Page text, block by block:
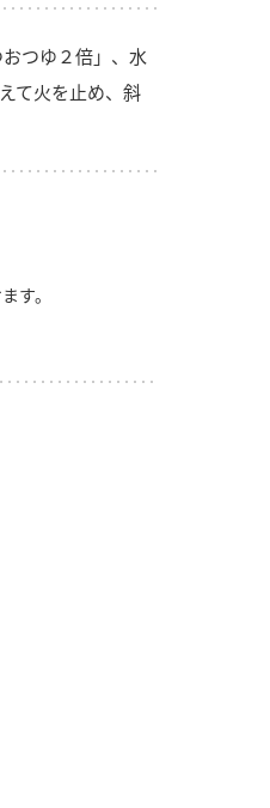
つゆ２倍」、水
て火を止め、斜
す。